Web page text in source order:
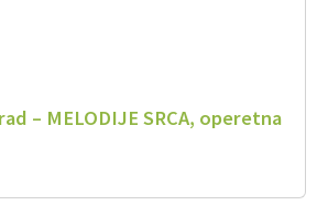
– MELODIJE SRCA, operetna